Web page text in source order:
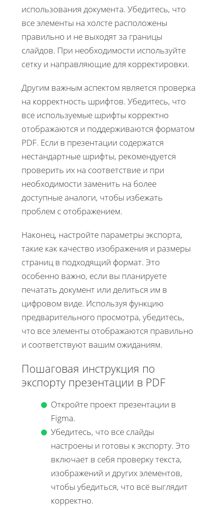
использования документа. Убедитесь, что
все элементы на холсте расположены
правильно и не выходят за границы
слайдов. При необходимости используйте
сетку и направляющие для корректировки.
Другим важным аспектом является проверка
на корректность шрифтов. Убедитесь, что
все используемые шрифты корректно
отображаются и поддерживаются форматом
PDF. Если в презентации содержатся
нестандартные шрифты, рекомендуется
проверить их на соответствие и при
необходимости заменить на более
доступные аналоги, чтобы избежать
проблем с отображением.
Наконец, настройте параметры экспорта,
такие как качество изображения и размеры
страниц в подходящий формат. Это
особенно важно, если вы планируете
печатать документ или делиться им в
цифровом виде. Используя функцию
предварительного просмотра, убедитесь,
что все элементы отображаются правильно
и соответствуют вашим ожиданиям.
Пошаговая инструкция по
экспорту презентации в PDF
Откройте проект презентации в
Figma.
Убедитесь, что все слайды
настроены и готовы к экспорту. Это
включает в себя проверку текста,
изображений и других элементов,
чтобы убедиться, что всё выглядит
корректно.